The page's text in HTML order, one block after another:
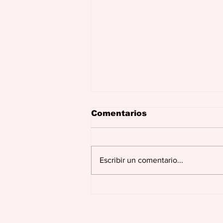
Comentarios
Escribir un comentario...